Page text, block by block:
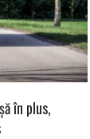
în plus,